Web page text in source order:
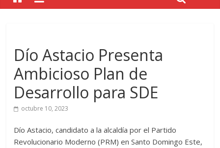
Dío Astacio Presenta
Ambicioso Plan de
Desarrollo para SDE
octubre 10, 2023
Dío Astacio, candidato a la alcaldía por el Partido
Revolucionario Moderno (PRM) en Santo Domingo Este,